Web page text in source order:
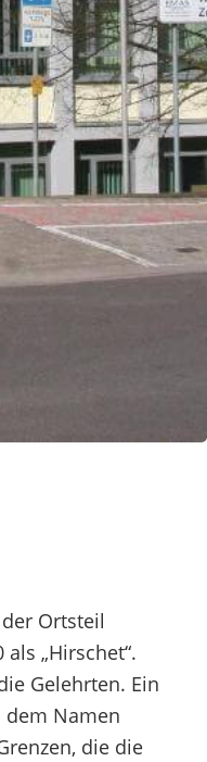
Ortsteil
„Hirschet“.
Gelehrten. Ein
dem Namen
die die